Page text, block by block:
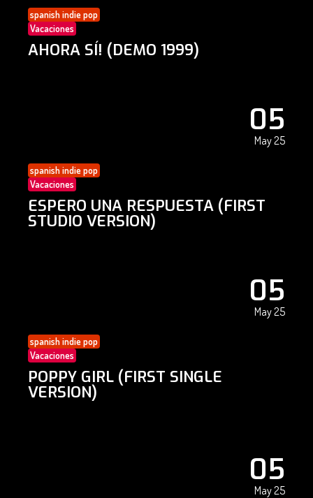
spanish indie pop
Vacaciones
AHORA SÍ! (DEMO 1999)
05
May 25
spanish indie pop
Vacaciones
ESPERO UNA RESPUESTA (FIRST
STUDIO VERSION)
05
May 25
spanish indie pop
Vacaciones
POPPY GIRL (FIRST SINGLE
VERSION)
05
May 25